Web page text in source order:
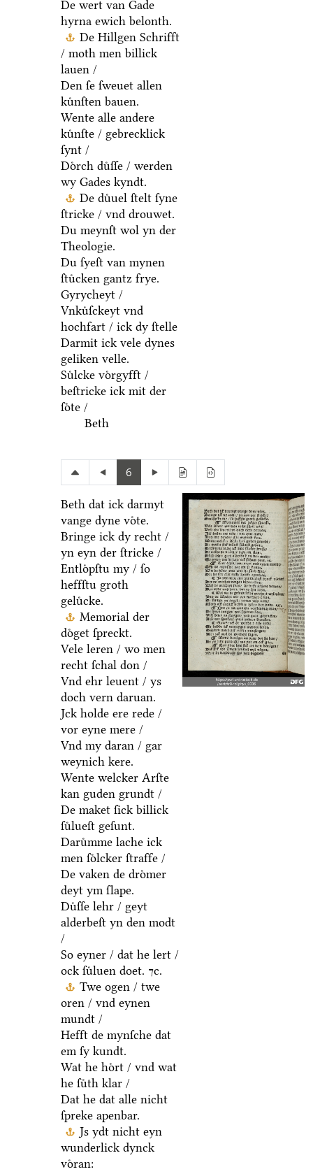
De wert van Gade
hyrna ewich belonth.
De Hillgen Schrifft
/ moth men billick
lauen /
Den ſe ſweuet allen
kuͤnſten bauen.
Wente alle andere
kuͤnſte / gebrecklick
ſynt /
Doͤrch duͤſſe / werden
wy Gades kyndt.
De duͤuel ſtelt ſyne
ſtricke / vnd drouwet.
Du meynſt wol yn der
Theologie.
Du ſyeſt van mynen
ſtuͤcken gantz frye.
Gyrycheyt /
Vnkuͤſckeyt vnd
hochfart / ick dy ſtelle
Darmit ick vele dynes
geliken velle.
Suͤlcke voͤrgyfft /
beſtricke ick mit der
ſoͤte /
Beth
6
Beth dat ick darmyt
vange dyne voͤte.
Bringe ick dy recht /
yn eyn der ſtricke /
Entloͤpſtu my / ſo
heffſtu groth
geluͤcke.
Memorial der
doͤget ſpreckt.
Vele leren / wo men
recht ſchal don /
Vnd ehr leuent / ys
doch vern daruan.
Jck holde ere rede /
vor eyne mere /
Vnd my daran / gar
weynich kere.
Wente welcker Arſte
kan guden grundt /
De maket ſick billick
ſuͤlueſt geſunt.
Daruͤmme lache ick
men ſoͤlcker ſtraffe /
De vaken de droͤmer
deyt ym ſlape.
Duͤſſe lehr / geyt
alderbeſt yn den modt
/
So eyner / dat he lert /
ock ſuͤluen doet. ⁊c.
Twe ogen / twe
oren / vnd eynen
mundt /
Hefft de mynſche dat
em ſy kundt.
Wat he hoͤrt / vnd wat
he ſuͤth klar /
Dat he dat alle nicht
ſpreke apenbar.
Js ydt nicht eyn
wunderlick dynck
voͤran: